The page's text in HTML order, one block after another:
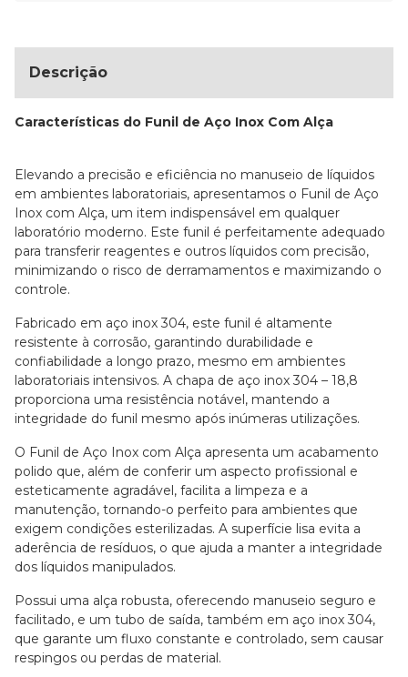
Descrição
Características do Funil de Aço Inox Com Alça
Elevando a precisão e eficiência no manuseio de líquidos
em ambientes laboratoriais, apresentamos o Funil de Aço
Inox com Alça, um item indispensável em qualquer
laboratório moderno. Este funil é perfeitamente adequado
para transferir reagentes e outros líquidos com precisão,
minimizando o risco de derramamentos e maximizando o
controle.
Fabricado em aço inox 304, este funil é altamente
resistente à corrosão, garantindo durabilidade e
confiabilidade a longo prazo, mesmo em ambientes
laboratoriais intensivos. A chapa de aço inox 304 – 18,8
proporciona uma resistência notável, mantendo a
integridade do funil mesmo após inúmeras utilizações.
O Funil de Aço Inox com Alça apresenta um acabamento
polido que, além de conferir um aspecto profissional e
esteticamente agradável, facilita a limpeza e a
manutenção, tornando-o perfeito para ambientes que
exigem condições esterilizadas. A superfície lisa evita a
aderência de resíduos, o que ajuda a manter a integridade
dos líquidos manipulados.
Possui uma alça robusta, oferecendo manuseio seguro e
facilitado, e um tubo de saída, também em aço inox 304,
que garante um fluxo constante e controlado, sem causar
respingos ou perdas de material.